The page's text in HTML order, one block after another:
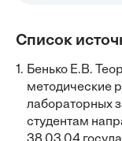
Список
1. Бенько Е.В.
методические
лабораторных
студентам